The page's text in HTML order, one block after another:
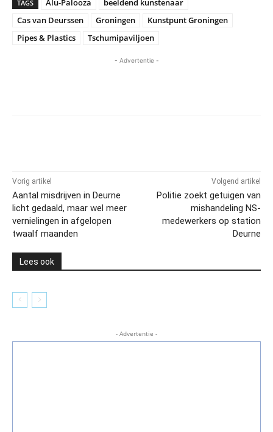
TAGS Alu-Palooza
beeldend kunstenaar
Cas van Deurssen
Groningen
Kunstpunt Groningen
Pipes & Plastics
Tschumipaviljoen
- Advertentie -
Vorig artikel
Aantal misdrijven in Deurne
licht gedaald, maar wel meer
vernielingen in afgelopen
twaalf maanden
Volgend artikel
Politie zoekt getuigen van
mishandeling NS-
medewerkers op station
Deurne
Lees ook
- Advertentie -